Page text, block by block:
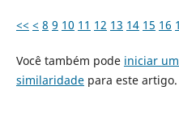
<< < 8 9 10 11 12 13 14 15 16
Você também pode iniciar
similaridadepara este artigo.